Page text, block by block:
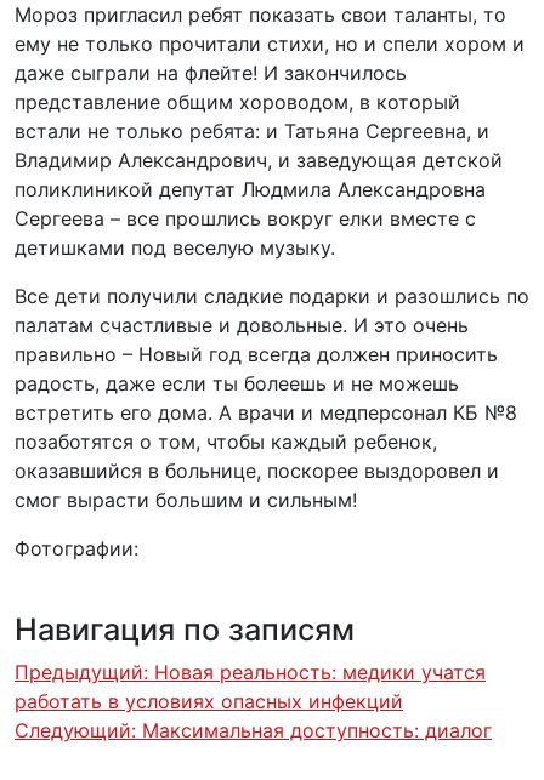
Мороз пригласил ребят показать свои таланты, то
ему не только прочитали стихи, но и спели хором и
даже сыграли на флейте! И закончилось
представление общим хороводом, в который
встали не только ребята: и Татьяна Сергеевна, и
Владимир Александрович, и заведующая детской
поликлиникой депутат Людмила Александровна
Сергеева – все прошлись вокруг елки вместе с
детишками под веселую музыку.
Все дети получили сладкие подарки и разошлись по
палатам счастливые и довольные. И это очень
правильно – Новый год всегда должен приносить
радость, даже если ты болеешь и не можешь
встретить его дома. А врачи и медперсонал КБ №8
позаботятся о том, чтобы каждый ребенок,
оказавшийся в больнице, поскорее выздоровел и
смог вырасти большим и сильным!
Фотографии:
Навигация по записям
Предыдущий: Новая реальность: медики учатся
работать в условиях опасных инфекций
Следующий: Максимальная доступность: диалог